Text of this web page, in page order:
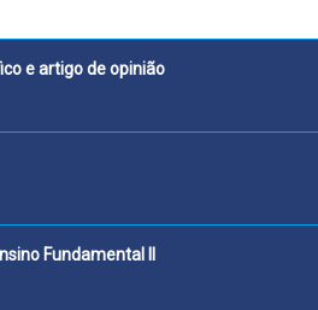
produções de vlog
de aula: da
de Assumpção